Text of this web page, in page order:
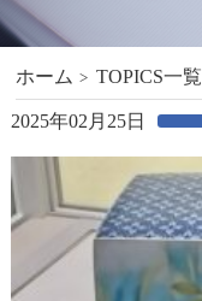
ホーム TOPICS一覧
2025年02月25日